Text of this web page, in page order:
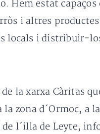
Hem estat capaços
i altres
locals i distribuir-
la xarxa Càritas
la zona d´Ormoc, a
de l´illa de Leyte,